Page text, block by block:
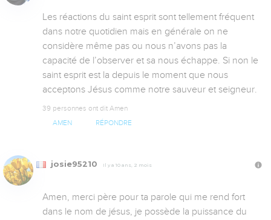
Les réactions du saint esprit sont tellement fréquent
dans notre quotidien mais en générale on ne
considère même pas ou nous n’avons pas la
capacité de l’observer et sa nous échappe. Si non le
saint esprit est la depuis le moment que nous
acceptons Jésus comme notre sauveur et seigneur.
39 personnes ont dit Amen
AMEN RÉPONDRE
josie95210 Il y a 10 ans, 2 mois
Amen, merci père pour ta parole qui me rend fort
dans le nom de jésus, je possède la puissance du